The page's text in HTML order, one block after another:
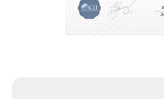
репутацию. Мы постоянно